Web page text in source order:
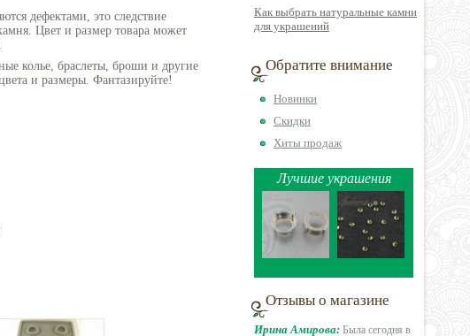
дефектами, это следствие
Цвет и размер товара может
колье, браслеты, броши и другие
и размеры. Фантазируйте!
Как выбрать натуральные камни
для украшений
Обратите внимание
Новинки
Скидки
Хиты продаж
Лучшие украшения
Отзывы о магазине
Ирина Амирова: Была сегодня в